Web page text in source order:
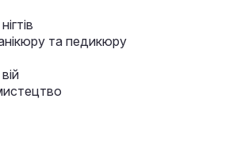
та педикюру